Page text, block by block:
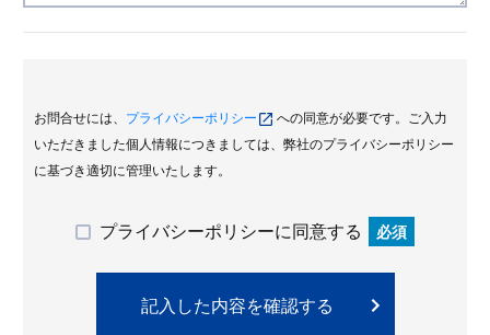
お問合せには、 プライバシーポリシー
への同意が必要です。ご入力
いただきました個人情報につきましては、弊社のプライバシーポリシー
に基づき適切に管理いたします。
プライバシーポリシーに同意する 必須